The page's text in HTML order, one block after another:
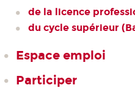
de la licence
du cycle supérieur
Espace emploi
Participer